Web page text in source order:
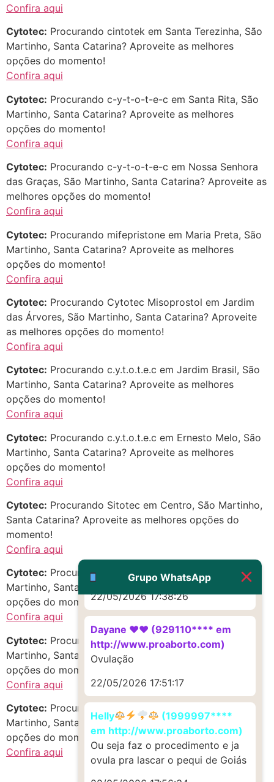
Confira aqui
Cytotec: Procurando cintotek em Santa Terezinha, São
Martinho, Santa Catarina? Aproveite as melhores
opções do momento!
Confira aqui
Cytotec: Procurando c-y-t-o-t-e-c em Santa Rita, São
Martinho, Santa Catarina? Aproveite as melhores
opções do momento!
Confira aqui
Cytotec: Procurando c-y-t-o-t-e-c em Nossa Senhora
das Graças, São Martinho, Santa Catarina? Aproveite as
melhores opções do momento!
Confira aqui
Cytotec: Procurando mifepristone em Maria Preta, São
Martinho, Santa Catarina? Aproveite as melhores
opções do momento!
Confira aqui
Cytotec: Procurando Cytotec Misoprostol em Jardim
das Árvores, São Martinho, Santa Catarina? Aproveite
as melhores opções do momento!
Confira aqui
Cytotec: Procurando c.y.t.o.t.e.c em Jardim Brasil, São
Martinho, Santa Catarina? Aproveite as melhores
opções do momento!
Confira aqui
Cytotec: Procurando c.y.t.o.t.e.c em Ernesto Melo, São
Martinho, Santa Catarina? Aproveite as melhores
opções do momento!
Confira aqui
Cytotec: Procurando Sitotec em Centro, São Martinho,
Santa Catarina? Aproveite as melhores opções do
momento!
Confira aqui
Cytotec: Procurando c.i.t.o.t.e.q.u.e em Cajueiro, São
Martinho, Santa Catarina? Aproveite as melhores
opções do momento!
Confira aqui
Cytotec: Procurando Cyt0t3C em Andaia, São
Martinho, Santa Catarina? Aproveite as melhores
opções do momento!
Confira aqui
Cytotec: Procurando Abortivo em Amparo, São
Martinho, Santa Catarina? Aproveite as melhores
opções do momento!
Confira aqui
Grupo WhatsApp
Helly
(1999997****
em http://www.proaborto.com)
Entao q seja
22/05/2026 17:09:25
G (1199866**** em
quem já tomou os remédio se
depois que para de menstruar
começa a sair um líquido
22/05/2026 17:10:05
(879121**** em
Deve ser normal
22/05/2026 17:19:15
http://www.proaborto.com)
Eu acho, não sei
(879121**** em
http://www.proaborto.com)
Deve ser um corrimento normal
22/05/2026 17:19:47
http://www.proaborto.com)
Muito obrigadaaaaa
22/05/2026 17:38:26
Dayane ♥️♥️ (929110**** em
http://www.proaborto.com)
Ovulação
22/05/2026 17:51:17
Helly
(1999997****
em http://www.proaborto.com)
Ou seja faz o procedimento e ja
ovula pra lascar o pequi de Goiás